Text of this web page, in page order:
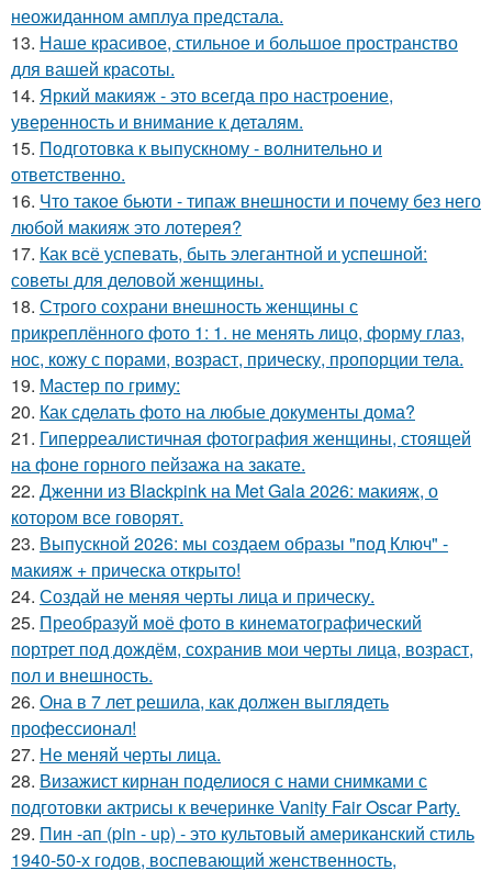
неожиданном амплуа предстала.
13. Наше красивое, стильное и большое пространство
для вашей красоты.
14. Яркий макияж - это всегда про настроение,
уверенность и внимание к деталям.
15. Подготовка к выпускному - волнительно и
ответственно.
16. Что такое бьюти - типаж внешности и почему без него
любой макияж это лотерея?
17. Как всё успевать, быть элегантной и успешной:
советы для деловой женщины.
18. Строго сохрани внешность женщины с
прикреплённого фото 1: 1. не менять лицо, форму глаз,
нос, кожу с порами, возраст, прическу, пропорции тела.
19. Мастер по гриму:
20. Как сделать фото на любые документы дома?
21. Гиперреалистичная фотография женщины, стоящей
на фоне горного пейзажа на закате.
22. Дженни из Blackpink на Met Gala 2026: макияж, о
котором все говорят.
23. Выпускной 2026: мы создаем образы "под Ключ" -
макияж + прическа открыто!
24. Создай не меняя черты лица и прическу.
25. Преобразуй моё фото в кинематографический
портрет под дождём, сохранив мои черты лица, возраст,
пол и внешность.
26. Она в 7 лет решила, как должен выглядеть
профессионал!
27. Не меняй черты лица.
28. Визажист кирнан поделиося с нами снимками с
подготовки актрисы к вечеринке Vanity Fair Oscar Party.
29. Пин -ап (pin - up) - это культовый американский стиль
1940-50-х годов, воспевающий женственность,